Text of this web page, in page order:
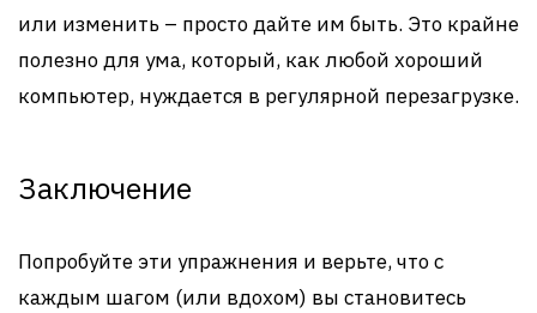
или изменить – просто дайте им быть. Это крайне
полезно для ума, который, как любой хороший
компьютер, нуждается в регулярной перезагрузке.
Заключение
Попробуйте эти упражнения и верьте, что с
каждым шагом (или вдохом) вы становитесь